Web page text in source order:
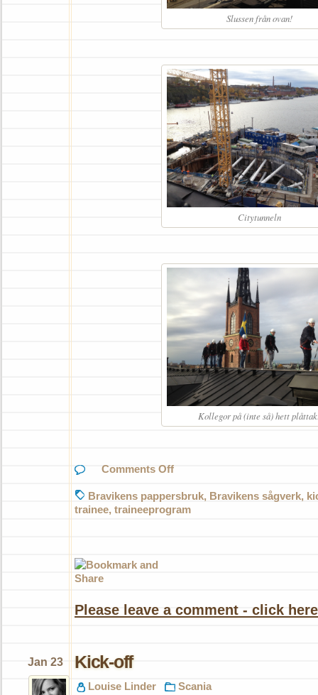
Slussen från ovan!
Citytunneln
Kollegor på (inte så) hett
Comments Off
Bravikens pappersbruk, Bravikens sågverk,
trainee, traineeprogram
Please leave a comment - click
Kick-off
Jan 23
Louise Linder
Scania